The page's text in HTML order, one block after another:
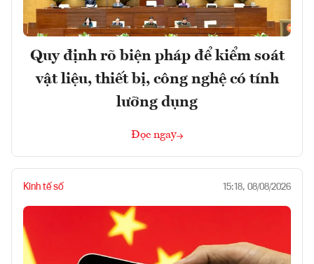
Quy định rõ biện pháp để kiểm soát
vật liệu, thiết bị, công nghệ có tính
lưỡng dụng
Đọc ngay
Kinh tế số 15:18, 08/08/2026